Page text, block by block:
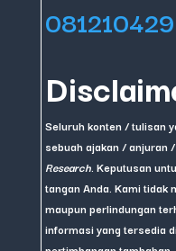
Seluruh konten / tulisan
sebuah ajakan / anjuran
Research . Keputusan
tangan Anda. Kami tidak
maupun perlindungan
informasi yang tersedia